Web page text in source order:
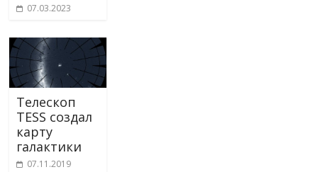
07.03.2023
Телескоп
TESS создал
карту
галактики
07.11.2019